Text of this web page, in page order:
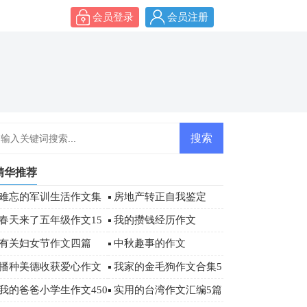
会员登录 会员注册
华推荐
忘的军训生活作文集
6篇
房地产转正自我鉴定
天来了五年级作文15 我的攒钱经历作文
关妇女节作文四篇 中秋趣事的作文
种美德收获爱心作文 我家的金毛狗作文合集5
篇
的爸爸小学生作文450 实用的台湾作文汇编5篇